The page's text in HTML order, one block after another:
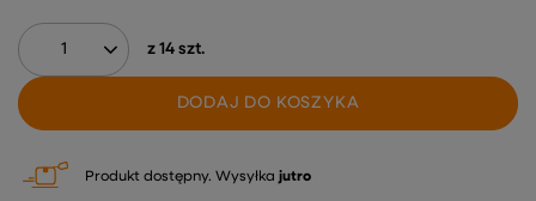
z 14 szt.
DODAJ DO KOSZYKA
Produkt dostępny Wysyłka jutro